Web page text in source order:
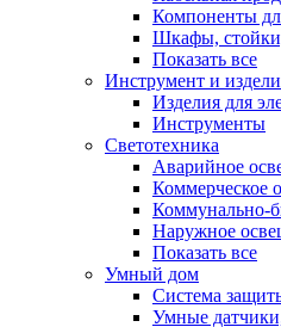
Компоненты
Шкафы,
Показать все
Инструмент и
Изделия для
Инструменты
Светотехника
Аварийное
Коммерческое
Коммунально-
Наружное
Показать все
Умный дом
Система
Умные